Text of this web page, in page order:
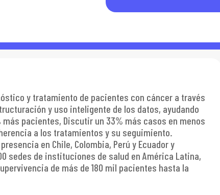
y tratamiento de pacientes con cáncer a través
y uso inteligente de los datos, ayudando
pacientes, Discutir un 33% más casos en menos
a los tratamientos y su seguimiento.
en Chile, Colombia, Perú y Ecuador y
sedes de instituciones de salud en América Latina,
de más de 180 mil pacientes hasta la